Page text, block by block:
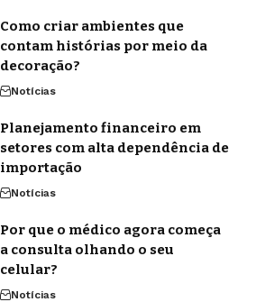
Como criar ambientes que
contam histórias por meio da
decoração?
Notícias
Planejamento financeiro em
setores com alta dependência de
importação
Notícias
Por que o médico agora começa
a consulta olhando o seu
celular?
Notícias